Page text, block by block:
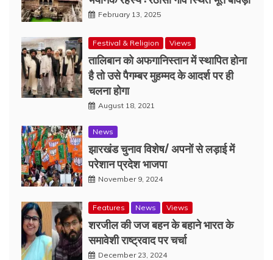
February 13, 2025
Festival & Religion Views
तालिबान को अफगानिस्तान में स्थापित होना
है तो उसे पैगम्बर मुहम्मद के आदर्श पर ही
चलना होगा
August 18, 2021
News
झारखंड चुनाव विशेष/ अपनों से लड़ाई में
परेशान प्रदेश भाजपा
November 9, 2024
Features News Views
शरजील की जज बहन के बहाने भारत के
समावेशी राष्ट्रवाद पर चर्चा
December 23, 2024